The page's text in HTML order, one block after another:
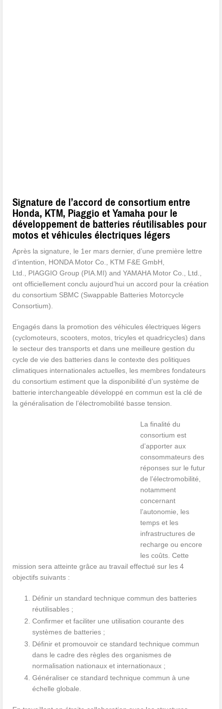
Signature de l’accord de consortium entre
Honda, KTM, Piaggio et Yamaha pour le
développement de batteries réutilisables pour
motos et véhicules électriques légers
Après la signature, le 1er mars dernier, d’une première lettre
d’intention, HONDA Motor Co., KTM F&E GmbH,
Ltd., PIAGGIO Group (PIA.MI) and YAMAHA Motor Co., Ltd.,
ont officiellement conclu aujourd’hui un accord pour la création
du consortium SBMC (Swappable Batteries Motorcycle
Consortium).
Engagés dans la promotion des véhicules électriques légers
(cyclomoteurs, scooters, motos, tricyles et quadricycles) dans
le secteur des transports et dans une meilleure gestion du
cycle de vie des batteries dans le contexte des politiques
climatiques internationales actuelles, les membres fondateurs
du consortium estiment que la disponibilité d’un système de
batterie interchangeable développé en commun est la clé de
la généralisation de l’électromobilité basse tension.
La finalité du
consortium est
d’apporter aux
consommateurs des
réponses sur le futur
de l’électromobilité,
notamment
concernant
l’autonomie, les
temps et les
infrastructures de
recharge ou encore
les coûts. Cette
mission sera atteinte grâce au travail effectué sur les 4
objectifs suivants :
Définir un standard technique commun des batteries
réutilisables ;
Confirmer et faciliter une utilisation courante des
systèmes de batteries ;
Définir et promouvoir ce standard technique commun
dans le cadre des règles des organismes de
normalisation nationaux et internationaux ;
Généraliser ce standard technique commun à une
échelle globale.